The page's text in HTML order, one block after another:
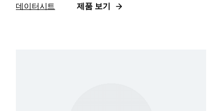
데이터시트 제품 보기